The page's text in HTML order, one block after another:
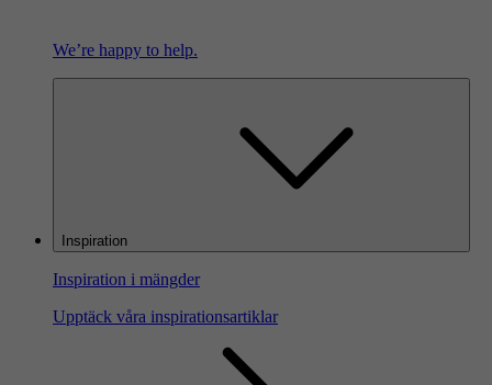
We’re happy to help.
Inspiration
Inspiration i mängder
Upptäck våra inspirationsartiklar